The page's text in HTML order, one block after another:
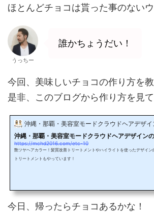
ほとんどチョコは貰った事のないウ
うっちー
誰かちょうだい！
今回、美味しいチョコの作り方を教
是非、このブログから作り方を見て
沖縄・那覇・美容室モードクラウドヘアデザイ
沖縄・那覇・美容室モードクラウドヘアデザインの
https://mchd2016.com/etc-10
艶ツヤヘアカラー！髪質改善トリートメントやハイライトを使ったデザイン
トリートメントもやっています！
今日、帰ったらチョコあるかな！